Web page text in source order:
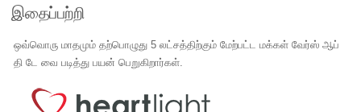
இதைப்பற்றி
ஒவ்வொரு மாதமும் தற்பொழுது 5 லட்சத்திற்கும் மேற்பட்ட மக்கள் வேர்ஸ் ஆப்
தி டே வை படித்து பயன் பெறுகிறார்கள்.